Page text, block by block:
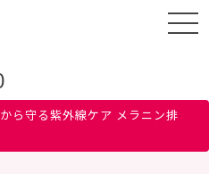
ら守る紫外線ケア メラニン排